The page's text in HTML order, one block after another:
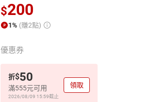
$200
1% (賺2點)
優惠券
折$50
滿555元可用
2026/08/09 15:59截止
領取